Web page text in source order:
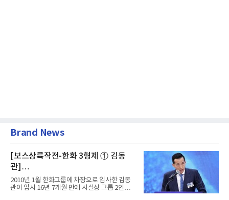
Brand News
[보스상륙작전-한화 3형제 ① 김동
관]
입사 16년 만에 수석부회장 … 경영승
계 ‘초읽기’
2010년 1월 한화그룹에 차장으로 입사한 김동
관이 입사 16년 7개월 만에 사실상 그룹 2인자